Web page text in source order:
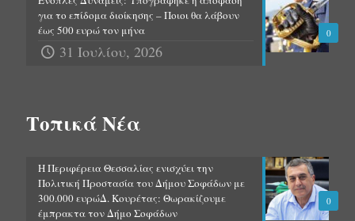
0
για το επίδομα διοίκησης – Ποιοι θα λάβουν
έως 500 ευρώ τον μήνα
31 Ιουλίου, 2026
Τοπικά Νέα
0
Η Περιφέρεια Θεσσαλίας ενισχύει την
Πολιτική Προστασία του Δήμου Σοφάδων με
300.000 ευρώΔ. Κουρέτας: Θωρακίζουμε
έμπρακτα τον Δήμο Σοφάδων